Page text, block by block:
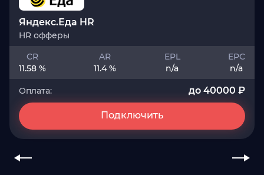
Яндекс.Еда HR
HR офферы
CR
11.58 %
AR
11.4 %
EPL
n/a
EPC
n/a
Оплата: до 40000 ₽
Подключить